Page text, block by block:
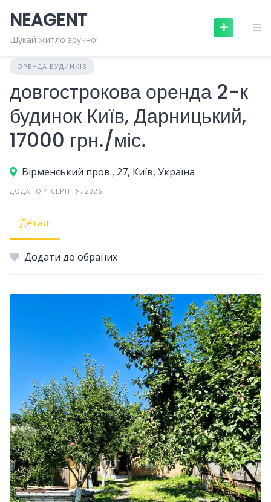
content
NEAGENT
Шукай житло зручно!
ОРЕНДА БУДИНКІВ
довгострокова оренда 2-к
будинок Київ, Дарницький,
17000 грн./міс.
Вірменський пров., 27, Київ, Україна
ДОДАНО 4 СЕРПНЯ, 2026
Деталі
Додати до обраних